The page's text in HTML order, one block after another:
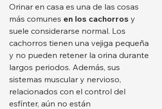
Orinar en casa es una de las cosas
más comunes en los cachorros y
suele considerarse normal. Los
cachorros tienen una vejiga pequeña
y no pueden retener la orina durante
largos periodos. Además, sus
sistemas muscular y nervioso,
relacionados con el control del
esfínter, aún no están